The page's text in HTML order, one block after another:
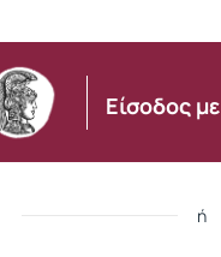
Είσοδος
ή